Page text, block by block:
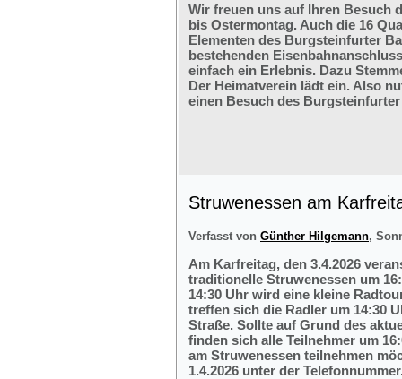
Wir freuen uns auf Ihren Besuch
bis Ostermontag. Auch die 16
Elementen des Burgsteinfurter
bestehenden
einfach ein Erlebnis. Dazu
Der Heimatverein lädt ein. Also
einen Besuch des
Struwenessen am
Verfasst von Günther Hilgemann,
Am Karfreitag, den 3.4.2026
traditionelle Struwenessen um
14:30 Uhr wird eine kleine
treffen sich die Radler um 14:30
Straße. Sollte auf Grund des
finden sich alle Teilnehmer um
am Struwenessen teilnehmen
1.4.2026 unter der